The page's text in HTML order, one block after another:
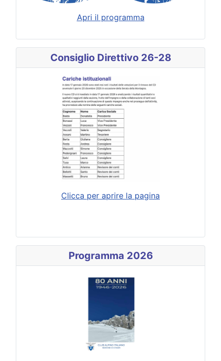
Apri il programma
Consiglio Direttivo 26-28
Clicca per aprire la pagina
Programma 2026